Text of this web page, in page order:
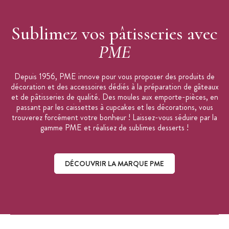
Sublimez vos pâtisseries avec
PME
Depuis 1956, PME innove pour vous proposer des produits de
décoration et des accessoires dédiés à la préparation de gâteaux
et de pâtisseries de qualité. Des moules aux emporte-pièces, en
passant par les caissettes à cupcakes et les décorations, vous
trouverez forcément votre bonheur ! Laissez-vous séduire par la
gamme PME et réalisez de sublimes desserts !
DÉCOUVRIR LA MARQUE PME